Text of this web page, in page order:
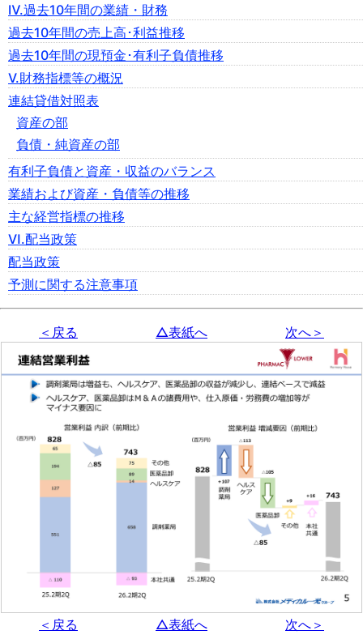
Ⅳ.過去10年間の業績・財務
過去10年間の売上高･利益推移
過去10年間の現預金･有利子負債推移
Ⅴ.財務指標等の概況
連結貸借対照表
資産の部
負債・純資産の部
有利子負債と資産・収益のバランス
業績および資産・負債等の推移
主な経営指標の推移
Ⅵ.配当政策
配当政策
予測に関する注意事項
＜戻る △表紙へ 次へ＞
＜戻る △表紙へ 次へ＞